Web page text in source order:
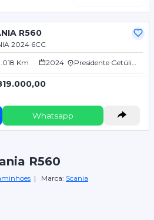
R560
2024 6CC
Km 2024 Presidente Getúlio/SC
Whatsapp
R560
| Marca: Scania